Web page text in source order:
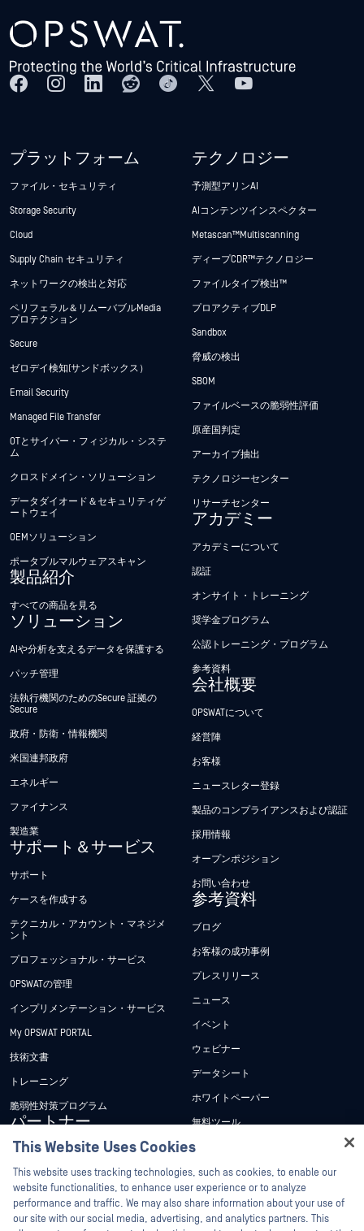
プラットフォーム
ファイル・セキュリティ
Storage Security
Cloud
Supply Chain セキュリティ
ネットワークの検出と対応
ペリフェラル＆リムーバブルMedia
プロテクション
Secure
ゼロデイ検知(サンドボックス）
Email Security
Managed File Transfer
OTとサイバー・フィジカル・システ
ム
クロスドメイン・ソリューション
データダイオード＆セキュリティゲ
ートウェイ
OEMソリューション
ポータブルマルウェアスキャン
製品紹介
すべての商品を見る
ソリューション
AIや分析を支えるデータを保護する
パッチ管理
法執行機関のためのSecure 証拠の
Secure
政府・防衛・情報機関
米国連邦政府
エネルギー
ファイナンス
製造業
サポート＆サービス
サポート
ケースを作成する
テクニカル・アカウント・マネジメ
ント
プロフェッショナル・サービス
OPSWATの管理
インプリメンテーション・サービス
My OPSWAT PORTAL
技術文書
トレーニング
脆弱性対策プログラム
パートナー
認証
テクノロジー・パートナー
OPSWAT チャネル パートナー
テクノロジー
予測型アリンAI
AIコンテンツインスペクター
Metascan™ Multiscanning
ディープCDR™テクノロジー
ファイルタイプ検出™
プロアクティブDLP
Sandbox
脅威の検出
SBOM
ファイルベースの脆弱性評価
原産国判定
アーカイブ抽出
テクノロジーセンター
リサーチセンター
アカデミー
アカデミーについて
認証
オンサイト・トレーニング
奨学金プログラム
公認トレーニング・プログラム
参考資料
会社概要
OPSWATについて
経営陣
お客様
ニュースレター登録
製品のコンプライアンスおよび認証
採用情報
オープンポジション
お問い合わせ
参考資料
ブログ
お客様の成功事例
プレスリリース
ニュース
イベント
ウェビナー
データシート
ホワイトペーパー
無料ツール
This Website Uses Cookies
This website uses tracking technologies, such as cookies, to enable our
website functionalities, to enhance user experience or to analyze
performance and traffic. We may also share information about your use of
our site with our social media, advertising, and analytics partners. This
Hey there!
I'm Ozzy, your OPSWAT virtual assistant.
How can I help you secure what's critical
today?